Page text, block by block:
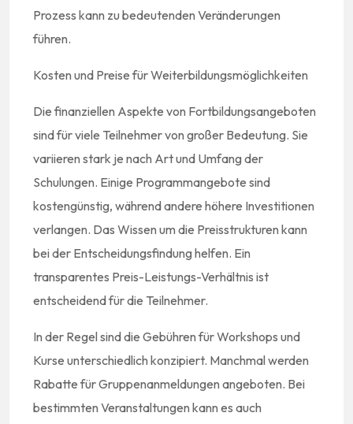
Prozess kann zu bedeutenden Veränderungen
führen.
Kosten und Preise für Weiterbildungsmöglichkeiten
Die finanziellen Aspekte von Fortbildungsangeboten
sind für viele Teilnehmer von großer Bedeutung. Sie
variieren stark je nach Art und Umfang der
Schulungen. Einige Programmangebote sind
kostengünstig, während andere höhere Investitionen
verlangen. Das Wissen um die Preisstrukturen kann
bei der Entscheidungsfindung helfen. Ein
transparentes Preis-Leistungs-Verhältnis ist
entscheidend für die Teilnehmer.
In der Regel sind die Gebühren für Workshops und
Kurse unterschiedlich konzipiert. Manchmal werden
Rabatte für Gruppenanmeldungen angeboten. Bei
bestimmten Veranstaltungen kann es auch